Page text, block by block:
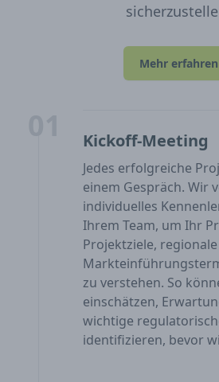
Mehr erfahren
Kickoff-Meeting
Jedes erfolgreiche
einem Gespräch. Wir
individuelles
Ihrem Team, um Ihr
Projektziele, regionale
zu verstehen. So
einschätzen,
wichtige
identifizieren, bevor